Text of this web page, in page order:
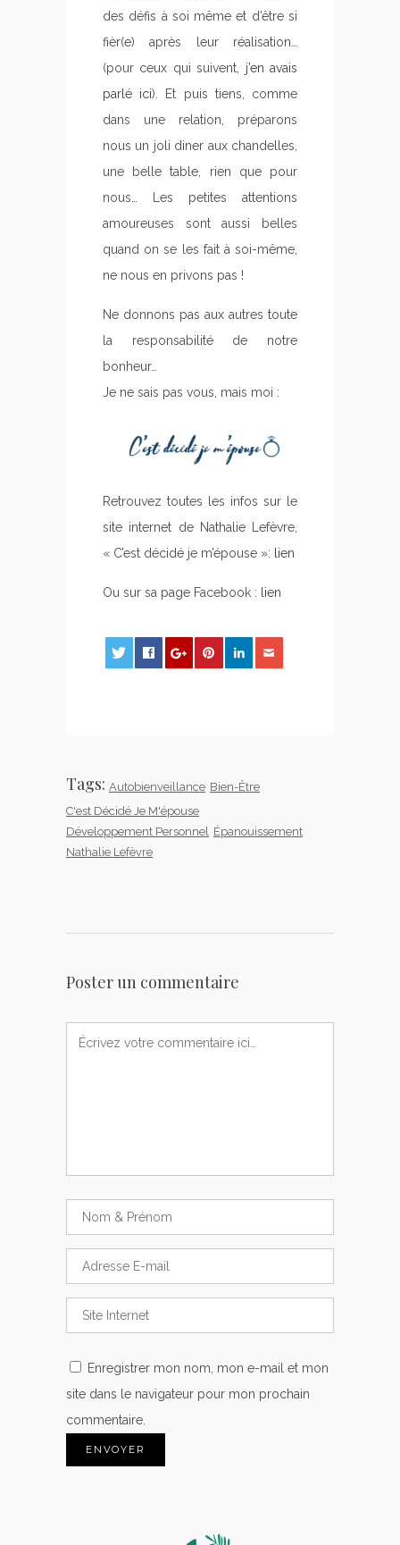
des défis à soi même et d’être si
fièr(e) après leur réalisation…
(pour ceux qui suivent, j’en avais
parlé ici). Et puis tiens, comme
dans une relation, préparons
nous un joli diner aux chandelles,
une belle table, rien que pour
nous… Les petites attentions
amoureuses sont aussi belles
quand on se les fait à soi-même,
ne nous en privons pas !
Ne donnons pas aux autres toute
la responsabilité de notre
bonheur…
Je ne sais pas vous, mais moi :
Retrouvez toutes les infos sur le
site internet de Nathalie Lefèvre,
« C’est décidé je m’épouse »:
lien
Ou sur sa page Facebook : lien
Tags: Autobienveillance Bien-Être
C'est Décidé Je M'épouse
Développement Personnel Épanouissement
Nathalie Lefèvre
Poster un commentaire
Enregistrer mon nom, mon e-mail et mon
site dans le navigateur pour mon prochain
commentaire.